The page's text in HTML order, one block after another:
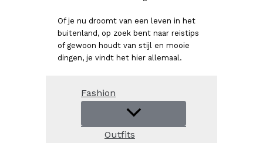
Of je nu droomt van een leven in het
buitenland, op zoek bent naar reistips
of gewoon houdt van stijl en mooie
dingen, je vindt het hier allemaal.
Fashion
Outfits